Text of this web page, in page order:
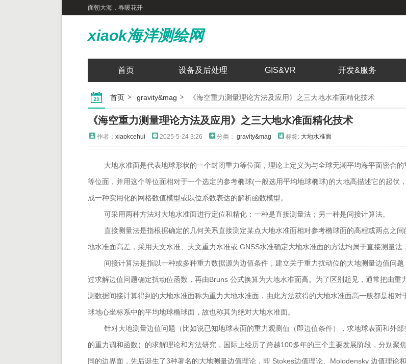
面朝大海，春暖花开
xiaok海洋测绘网
首页 设备及后处理 GIS&VR 开发&服务
首页 gravity&mag 《海空重力测量理论方法及应用》之三大地水准面精化技术
《海空重力测量理论方法及应用》之三大地水准面精化技术
作者： xiaokcehui 2025-5-24 3:26 分类： gravity&mag 标签: 大地水准面
大地水准面是代表地球形状的一个封闭重力等位面，理论上定义为与全球无潮平均海平面密合的
等位面，并用这个等位面相对于一个选定的参考椭球(一般选用平均地球椭球)的大地高描述它的起伏
成一种实用化的网格数值模型或以位系数表达的解析函数模型。
可采用两种方法对大地水准面进行定位和精化：一种是直接测量法；另一种是间接计算法。
直接测量法是指根据确定的几何关系直接测定某点大地水准面相对参考椭球面的高程或两点之间
地水准面高差，采用天文水准、天文重力水准或 GNSS水准确定大地水准面的方法均属于直接测量法；
间接计算法是指以一种或多种重力数据源为边值条件，建立关于重力扰动位的大地测量边值问题
过求解边值问题确定扰动位函数，再由Bruns 公式换算为大地水准面高。为了区别起见，通常把由重
测数据间接计算得到的大地水准面称为重力大地水准面，由此方法获得的大地水准面高一般都是相对
球地心坐标系中的平均地球椭球面，故也称其为绝对大地水准面。
针对大地测量边值问题（比如说已知地球表面的重力观测值（即边值条件），求地球表面和外部
的重力调和函数）的求解理论和方法研究，国际上经历了跨越100多年的三个主要发展阶段，分别聚
同的边界面，先后诞生了3种著名的大地测量边值理论，即 Stokes边值理论、Molodensky 边值理论和